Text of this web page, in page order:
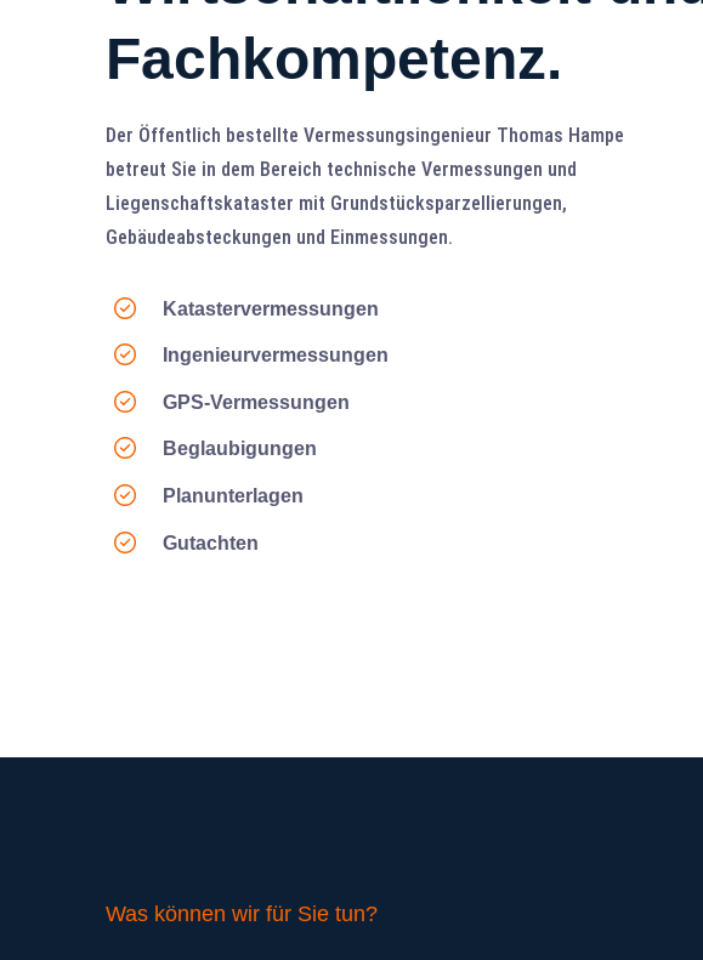
Fachkompetenz.
Der Öffentlich bestellte Vermessungsingenieur Thomas Hampe
betreut Sie in dem Bereich technische Vermessungen und
Liegenschaftskataster mit Grundstücksparzellierungen,
Gebäudeabsteckungen und Einmessungen.
Katastervermessungen
Ingenieurvermessungen
GPS-Vermessungen
Beglaubigungen
Planunterlagen
Gutachten
Was können wir für Sie tun?